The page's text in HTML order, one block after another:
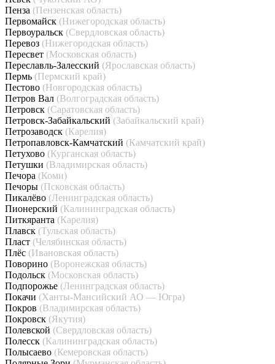
Пенза (Пензенская область)
Первомайск (Нижегородская область)
Первоуральск (Свердловская область)
Перевоз (Нижегородская область)
Пересвет (Московская область)
Переславль-Залесский (Ярославская область)
Пермь (Пермский край)
Пестово (Новгородская область)
Петров Вал (Волгоградская область)
Петровск (Саратовская область)
Петровск-Забайкальский (Забайкальский край)
Петрозаводск (Карелия)
Петропавловск-Камчатский (Камчатский край)
Петухово (Курганская область)
Петушки (Владимирская область)
Печора (Коми)
Печоры (Псковская область)
Пикалёво (Ленинградская область)
Пионерский (Калининградская область)
Питкяранта (Карелия)
Плавск (Тульская область)
Пласт (Челябинская область)
Плёс (Ивановская область)
Поворино (Воронежская область)
Подольск (Московская область)
Подпорожье (Ленинградская область)
Покачи (Ханты-Мансийский АО — Югра)
Покров (Владимирская область)
Покровск (Якутия)
Полевской (Свердловская область)
Полесск (Калининградская область)
Полысаево (Кемеровская область)